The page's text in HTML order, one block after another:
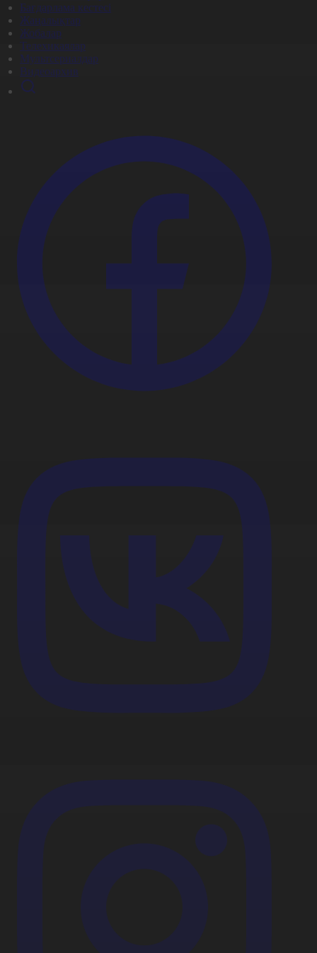
Бағдарлама кестесі
Жаңалықтар
Жобалар
Телехикаялар
Мультсериалдар
Видеоархив